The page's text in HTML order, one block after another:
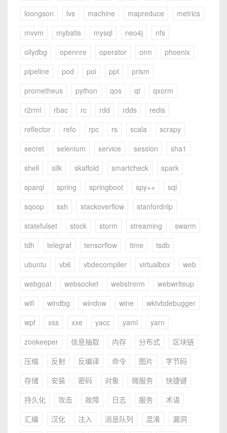
loongson
lvs machine mapreduce
metrics
mvvm
mybatis mysql neo4j
nfs
ollydbg
opennre operator orm
phoenix
pipeline
pod poi ppt
prism
prometheus
python qos qt
qxorm
r2rml
rbac rc rdd rdds
redis
reflector
refo rpc rs scala
scrapy
secret
selenium service session
sha1
shell
silk skaffold smartcheck
spark
sparql
spring springboot spy++
sql
sqoop
ssh stackoverflow
stanfordnlp
statefulset
stock storm streaming
swarm
tdh
telegraf tensorflow time
tsdb
ubuntu
vb6 vbdecompiler virtualbox
web
webgoat
websocket webstrorm
webwriteup
wifi
windbg window wine
wktvbdebugger
wpf
xss xxe yacc yaml
yarn
zookeeper
信息抽取 内存 分布式
区块链
压缩
反射 反编译 命令 图片
字节码
存储
安装 密码 对象 微服务
快捷键
持久化
攻击 故障 日志 服务
术语
汇编
汉化 注入 消息队列 混淆 漏洞